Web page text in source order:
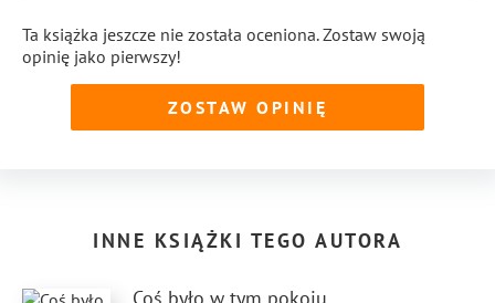
Ta książka jeszcze nie została oceniona. Zostaw swoją
opinię jako pierwszy!
ZOSTAW OPINIĘ
INNE KSIĄŻKI TEGO AUTORA